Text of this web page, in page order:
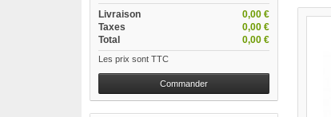
0,00 €
Livraison
0,00 €
Taxes
0,00 €
Total
Les prix sont TTC
Commander